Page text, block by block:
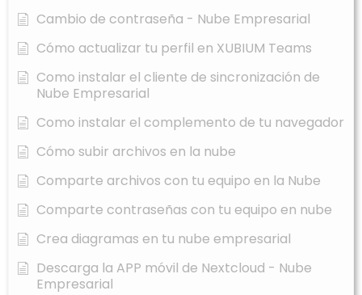
Cambio de contraseña - Nube Empresarial
Cómo actualizar tu perfil en XUBIUM Teams
Como instalar el cliente de sincronización de
Nube Empresarial
Como instalar el complemento de tu navegador
Cómo subir archivos en la nube
Comparte archivos con tu equipo en la Nube
Comparte contraseñas con tu equipo en nube
Crea diagramas en tu nube empresarial
Descarga la APP móvil de Nextcloud - Nube
Empresarial